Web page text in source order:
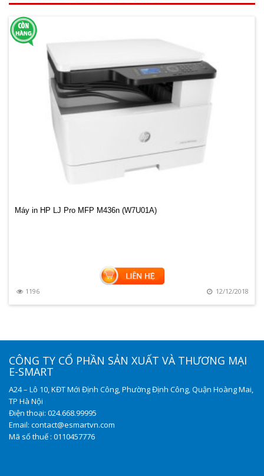
Máy in HP LJ Pro MFP M436n (W7U01A)
1196 12/12/2018
CÔNG TY CỔ PHẦN SẢN XUẤT VÀ THƯƠNG MẠI
E-SMART
A24 – Lô 10, KĐT Mới Định Công, Phường Định Công, Quận Hoàng Mai,
TP Hà Nội
Điện thoại: 024.668.99995
Email: contact@esmartvn.com
Mã số thuế : 0110457776